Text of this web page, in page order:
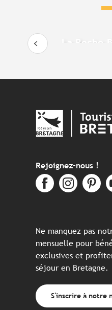
La Roche-
Rejoignez-nous !
Ne manquez pas
mensuelle pour
exclusives et
séjour en Bretagne.
S'inscrire à notre